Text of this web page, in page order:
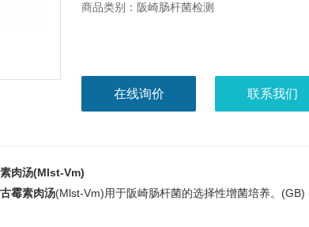
商品类别：阪崎肠杆菌检测
在线询价 联系我们
肉汤(Mlst-Vm)
霉素肉汤(Mlst-Vm)用于阪崎肠杆菌的选择性增菌培养。(GB)